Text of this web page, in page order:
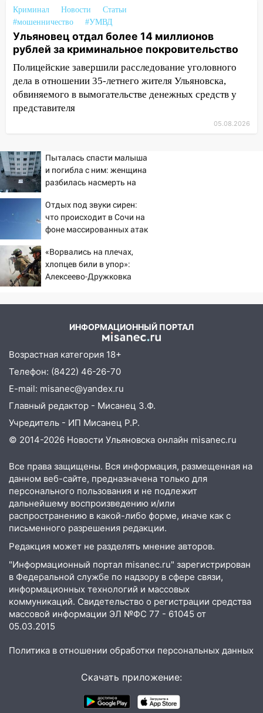
05.08.2026
22:58 Соцсети: на проспекте Тюленева
ДТП с мотоциклистом
20:22 Мошенники обманули 92-летнюю
жительницу Ульяновской области
19:14 Житель Ульяновской области
подвез троих незнакомцев на трассе и
18:14
Ульяновской области
18:00
Мотофристайл, рок и силовой
экстрим: в Ульяновске пройдет
большой фестиваль «Наше время»
Где есть бензин в Ульяновске 5
августа после рабочего дня: список АЗС
17:05
«Обыск» по видеосвязи: в
Ульяновске задержали 19-летнюю
Вешкайме посиделки с судимым
знакомым закончились для женщины
больницей
16:06 18-летняя девушка без прав
перевернулась на мопеде и попала в
больницу
15:59 Ульяновец отдал более 14
миллионов рублей за криминальное
15:32 На «кольце» кроссовер сбил 18-
летнего мопедиста
15:00 В Ульяновске после тройного ДТП
госпитализировали 25-летнего байкера
надвигается жара
14:08 Пешеход переходил по «зебре»:
подробности серьезной аварии на
Фруктовой
13:30 В Димитровграде на улице
13:00
Водитель без прав врезался в
Переезжал «зебру» на
велосипеде и попал под колеса
Криминал Новости
Статьи
#мошенничество
#УМВД
Ульяновец отдал более 14 миллионов
рублей за криминальное покровительство
Полицейские завершили расследование уголовного
дела в отношении 35-летнего жителя Ульяновска,
обвиняемого в вымогательстве денежных средств у
представителя
05.08.2026
Пыталась спасти малыша
и погибла с ним: женщина
разбилась насмерть на
– Новости
Отдых под звуки сирен:
что происходит в Сочи на
фоне массированных атак
«Ворвались на плечах,
хлопцев били в упор»:
Алексеево-Дружковка
ИНФОРМАЦИОННЫЙ ПОРТАЛ
Возрастная категория 18+
Телефон: (8422) 46-26-70
E-mail: misanec@yandex.ru
Главный редактор - Мисанец З.Ф.
Учредитель - ИП Мисанец Р.Р.
© 2014-2026 Новости Ульяновска онлайн misanec.ru
Все права защищены. Вся информация, размещенная на
данном веб-сайте, предназначена только для
персонального пользования и не подлежит
дальнейшему воспроизведению и/или
распространению в какой-либо форме, иначе как с
письменного разрешения редакции.
Редакция может не разделять мнение авторов.
"Информационный портал misanec.ru" зарегистрирован
в Федеральной службе по надзору в сфере связи,
информационных технологий и массовых
коммуникаций. Свидетельство о регистрации средства
массовой информации ЭЛ №ФС 77 - 61045 от
05.03.2015
Политика в отношении обработки персональных данных
Скачать приложение: